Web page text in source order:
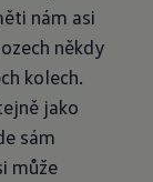
nám asi
někdy
kolech.
jako
sám
může